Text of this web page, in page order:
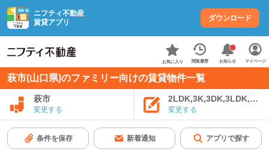
ニフティ不動産
賃貸アプリ
ダウンロード
お気に入り 閲覧履歴 お知らせ マイページ
萩市(山口県)のファミリー向けの賃貸物件一覧
萩市
変更する 変更する
条件を保存 新着通知 アプリで探す